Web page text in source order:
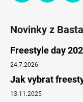
Novinky z
Freestyle day
24.7.2026
Jak vybrat
13.11.2025